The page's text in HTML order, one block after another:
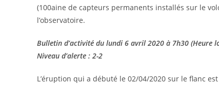
(100aine de capteurs permanents installés sur le
l’observatoire.
Bulletin d’activité du lundi 6 avril 2020 à 7h30 (Heure
Niveau d’alerte : 2-2
L’éruption qui a débuté le 02/04/2020 sur le flanc